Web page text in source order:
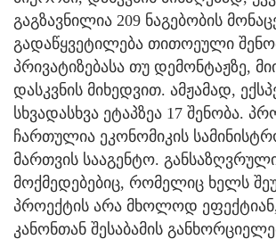
გაგზავნილია 209 ნაგებობის
გადაწყვეტილება თითოეული
პრივატიზებასა თუ დემონტაჟზე,
დასკვნის მიხედვით. ამჟამად,
სხვადასხვა ეტაპზეა 17 შენობა.
ჩართულია ეკონომიკის
მართვის სააგენტო.
მოქმედებებიც, რომელიც ხელს
პროექტის არა მხოლოდ
კანონთან შესაბამის